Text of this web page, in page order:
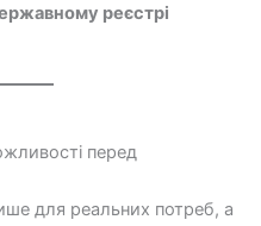
реєстрі
перед
для реальних потреб, а